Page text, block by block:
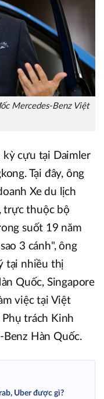
Mercedes-Benz Việt
kỳ cựu tại Daimler
Tại đây, ông
Xe du lịch
trực thuộc bộ
suốt 19 năm
3 cánh", ông
tại nhiều thị
Quốc, Singapore
việc tại Việt
trách Kinh
Hàn Quốc.
Uber được gì?